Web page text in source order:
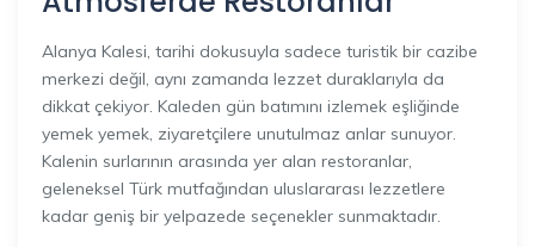
Alanya Kalesi, tarihi dokusuyla sadece turistik bir cazibe
merkezi değil, aynı zamanda lezzet duraklarıyla da
dikkat çekiyor. Kaleden gün batımını izlemek eşliğinde
yemek yemek, ziyaretçilere unutulmaz anlar sunuyor.
Kalenin surlarının arasında yer alan restoranlar,
geleneksel Türk mutfağından uluslararası lezzetlere
kadar geniş bir yelpazede seçenekler sunmaktadır.